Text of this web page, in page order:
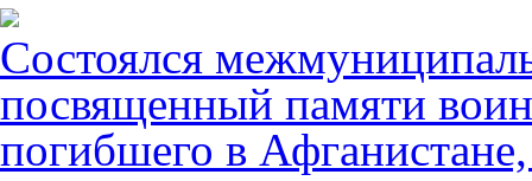
Состоялся
посвященный памяти
погибшего в